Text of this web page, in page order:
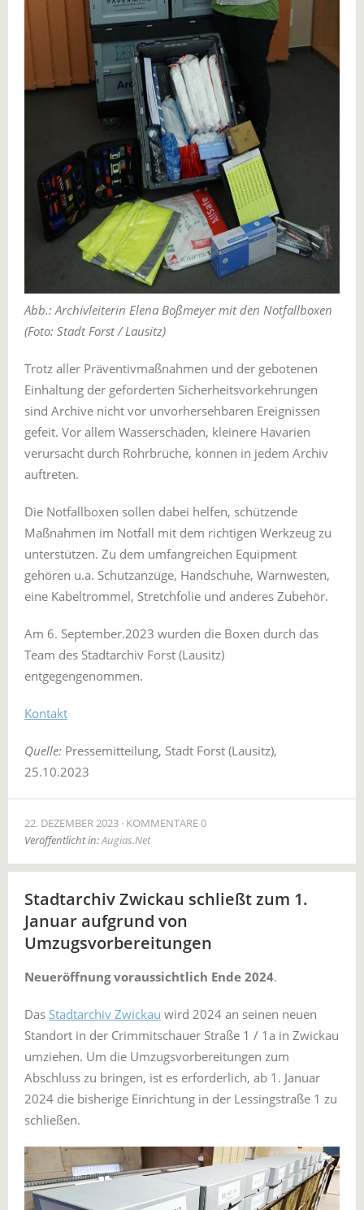
Abb.: Archivleiterin Elena Boßmeyer mit den Notfallboxen
(Foto: Stadt Forst / Lausitz)
Trotz aller Präventivmaßnahmen und der gebotenen
Einhaltung der geforderten Sicherheitsvorkehrungen
sind Archive nicht vor unvorhersehbaren Ereignissen
gefeit. Vor allem Wasserschäden, kleinere Havarien
verursacht durch Rohrbrüche, können in jedem Archiv
auftreten.
Die Notfallboxen sollen dabei helfen, schützende
Maßnahmen im Notfall mit dem richtigen Werkzeug zu
unterstützen. Zu dem umfangreichen Equipment
gehören u.a. Schutzanzüge, Handschuhe, Warnwesten,
eine Kabeltrommel, Stretchfolie und anderes Zubehör.
Am 6. September.2023 wurden die Boxen durch das
Team des Stadtarchiv Forst (Lausitz)
entgegengenommen.
Kontakt
Quelle: Pressemitteilung, Stadt Forst (Lausitz),
25.10.2023
22. DEZEMBER 2023 KOMMENTARE 0
Veröffentlicht in:Augias.Net
Stadtarchiv Zwickau schließt zum 1.
Januar aufgrund von
Umzugsvorbereitungen
Neueröffnung voraussichtlich Ende 2024.
Das Stadtarchiv Zwickau wird 2024 an seinen neuen
Standort in der Crimmitschauer Straße 1 / 1a in Zwickau
umziehen. Um die Umzugsvorbereitungen zum
Abschluss zu bringen, ist es erforderlich, ab 1. Januar
2024 die bisherige Einrichtung in der Lessingstraße 1 zu
schließen.